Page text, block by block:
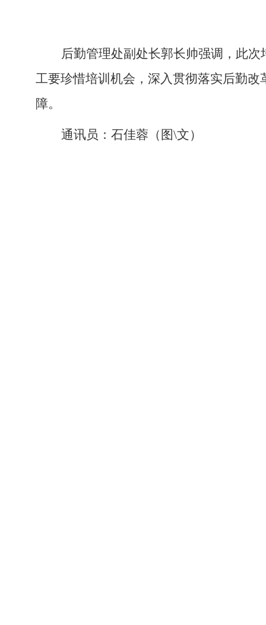
后勤管理处副处长郭长帅强调，此
工要珍惜培训机会，深入贯彻落实后勤改
障。
通讯员：石佳蓉（图\文）